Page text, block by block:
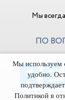
Мы
ПО
Мы используем
удобно.
Политикой в